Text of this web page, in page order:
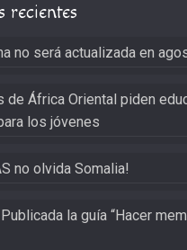
recientes
no será actualizada en
de África Oriental piden
los jóvenes
no olvida Somalia!
la guía “Hacer